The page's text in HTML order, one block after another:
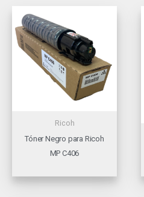
Ricoh
Tóner Negro para Ricoh
MP C406